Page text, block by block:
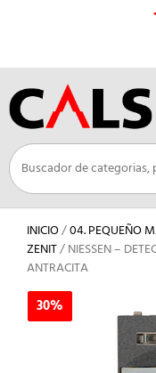
INICIO/04. PEQUEÑO
ZENIT/ NIESSEN –
ANTRACITA
30%
30%